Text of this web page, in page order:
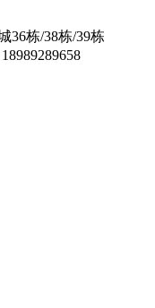
36栋/38栋/39栋